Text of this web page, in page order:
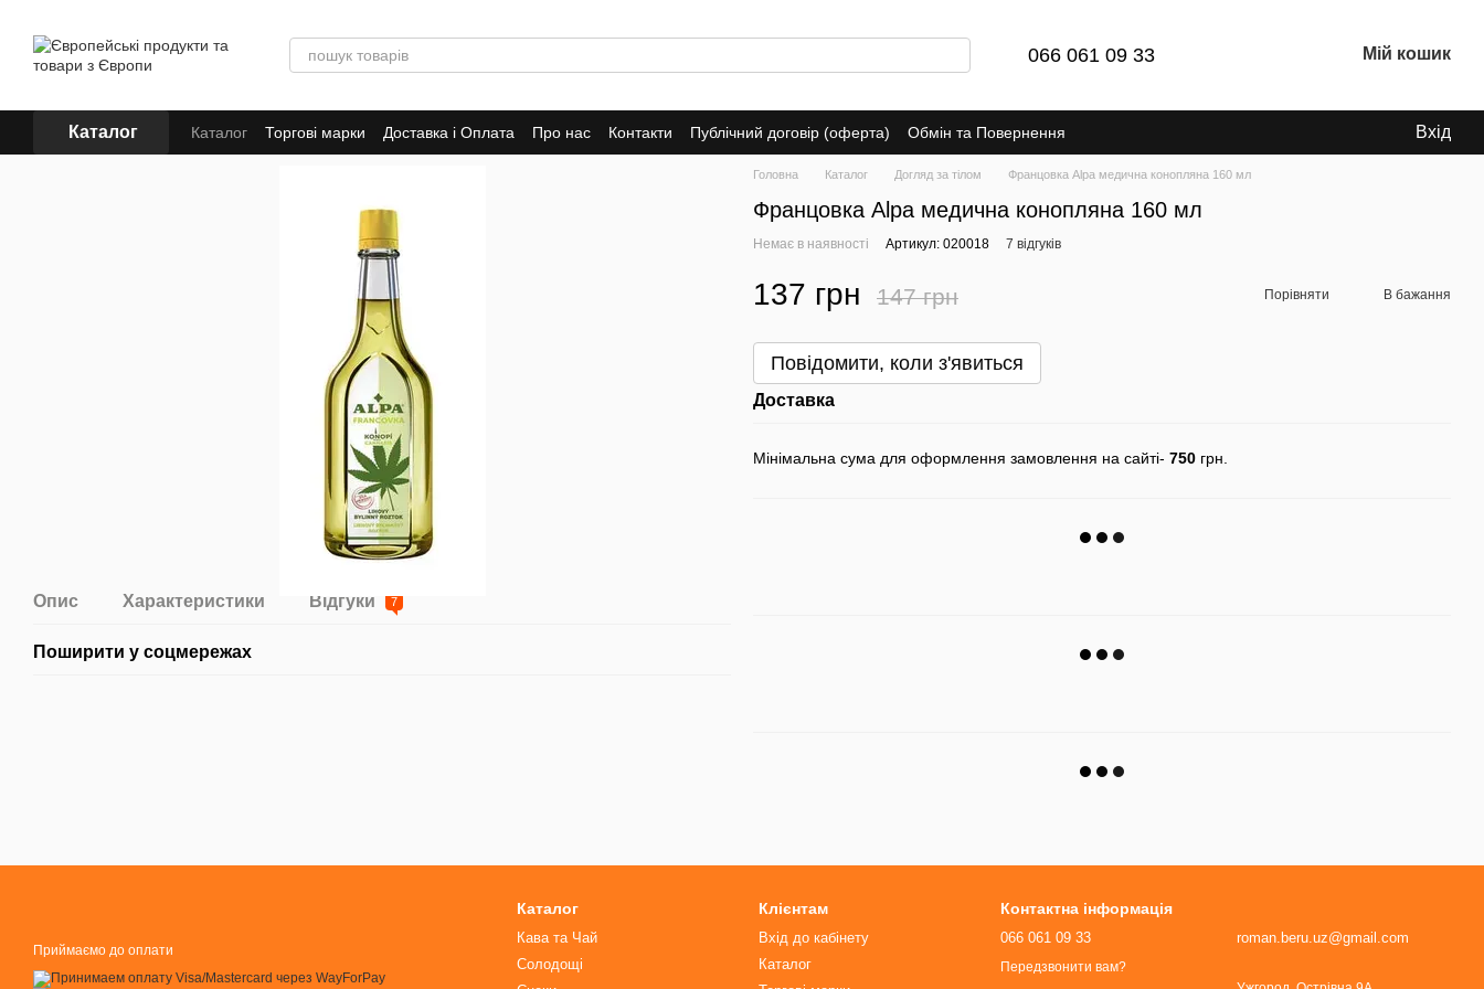
066 061 09 33 Мій кошик
Каталог Каталог Торгові марки Доставка і Оплата Про нас Контакти Публічний договір (оферта) Обмін та Повернення Вхід
Опис Характеристики Відгуки 7
Поширити у соцмережах
Головна Каталог Догляд за тілом Францовка Alpa медична конопляна 160 мл
Францовка Alpa медична конопляна 160 мл
Немає в наявності Артикул: 020018 7 відгуків
137 грн 147 грн Порівняти В бажання
Повідомити, коли з'явиться
Доставка
Мінімальна сума для оформлення замовлення на сайті- 750 грн.
Приймаємо до оплати
Каталог
Кава та Чай
Солодощі
Клієнтам
Вхід до кабінету
Каталог
Контактна інформація
066 061 09 33
Передзвонити вам?
roman.beru.uz@gmail.com